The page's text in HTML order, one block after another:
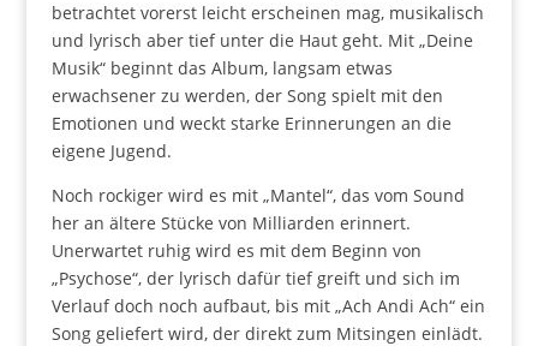
betrachtet vorerst leicht erscheinen mag, musikalisch
und lyrisch aber tief unter die Haut geht. Mit „Deine
Musik“ beginnt das Album, langsam etwas
erwachsener zu werden, der Song spielt mit den
Emotionen und weckt starke Erinnerungen an die
eigene Jugend.
Noch rockiger wird es mit „Mantel“, das vom Sound
her an ältere Stücke von Milliarden erinnert.
Unerwartet ruhig wird es mit dem Beginn von
„Psychose“, der lyrisch dafür tief greift und sich im
Verlauf doch noch aufbaut, bis mit „Ach Andi Ach“ ein
Song geliefert wird, der direkt zum Mitsingen einlädt.